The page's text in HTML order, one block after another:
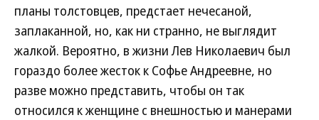
планы толстовцев, предстает нечесаной,
заплаканной, но, как ни странно, не выглядит
жалкой. Вероятно, в жизни Лев Николаевич был
гораздо более жесток к Софье Андреевне, но
разве можно представить, чтобы он так
относился к женщине с внешностью и манерами